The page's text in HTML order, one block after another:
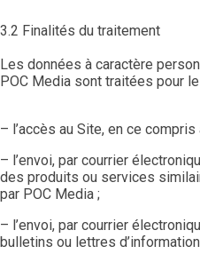
3.2 Finalités du traitement
Les données à caractère
POC Media sont traitées pour
– l’accès au Site, en ce compris
– l’envoi, par courrier
des produits ou services
par POC Media ;
– l’envoi, par courrier
bulletins ou lettres